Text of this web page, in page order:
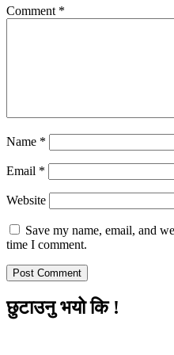
Comment *
Name *
Email *
Website
Save my name, email, and
time I comment.
छुटाउनु भयो कि !